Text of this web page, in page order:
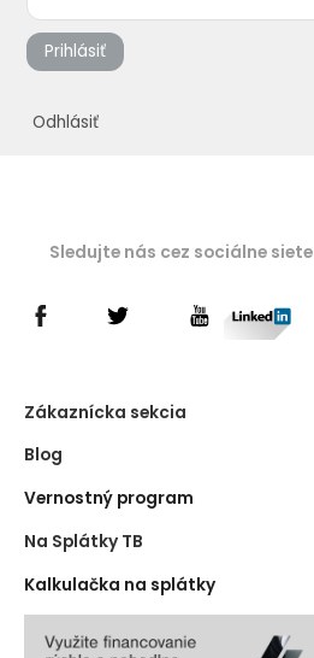
Prihlásiť
Odhlásiť
Sledujte nás cez sociálne siete
Zákaznícka sekcia
Blog
Vernostný program
Na Splátky TB
Kalkulačka na splátky